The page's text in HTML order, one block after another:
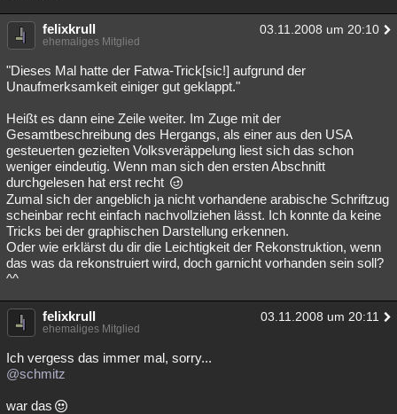
felixkrull 03.11.2008 um 20:10
ehemaliges Mitglied
"Dieses Mal hatte der Fatwa-Trick[sic!] aufgrund der
Unaufmerksamkeit einiger gut geklappt."
Heißt es dann eine Zeile weiter. Im Zuge mit der
Gesamtbeschreibung des Hergangs, als einer aus den USA
gesteuerten gezielten Volksveräppelung liest sich das schon
weniger eindeutig. Wenn man sich den ersten Abschnitt
durchgelesen hat erst recht
Zumal sich der angeblich ja nicht vorhandene arabische Schriftzug
scheinbar recht einfach nachvollziehen lässt. Ich konnte da keine
Tricks bei der graphischen Darstellung erkennen.
Oder wie erklärst du dir die Leichtigkeit der Rekonstruktion, wenn
das was da rekonstruiert wird, doch garnicht vorhanden sein soll?
^^
felixkrull 03.11.2008 um 20:11
ehemaliges Mitglied
Ich vergess das immer mal, sorry...
@schmitz
war das